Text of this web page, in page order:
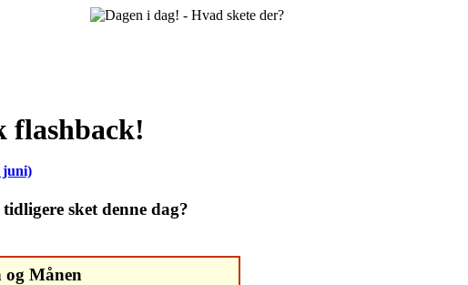
juni)
sket denne dag?
og Månen